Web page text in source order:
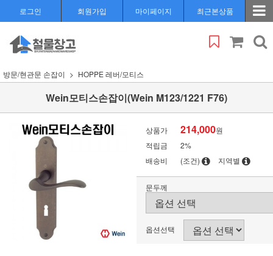
로그인 회원가입 마이페이지 최근본상품
방문/현관문 손잡이 HOPPE 레버/모티스
Wein모티스손잡이(Wein M123/1221 F76)
상품가 214,000원
적립금
2%
배송비
(조건) 지역별
문두께
옵션선택